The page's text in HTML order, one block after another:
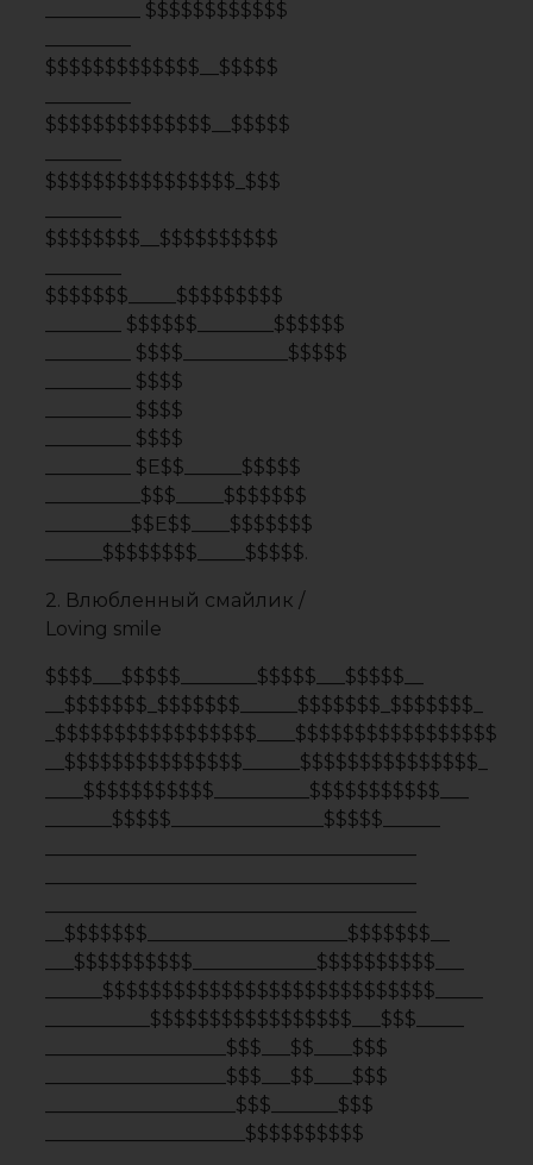
__________$$$_____$$$$$$$
______$$$$$$$$_____$$$$$.
2. Влюбленный смайлик /
Loving smile
$$$$___$$$$$________$$$$$___$$$$$__
__$$$$$$$_$$$$$$$______$$$$$$$_$$$$$$$_
_$$$$$$$$$$$$$$$$$____$$$$$$$$$$$$$$$$$
__$$$$$$$$$$$$$$$______$$$$$$$$$$$$$$$_
____$$$$$$$$$$$__________$$$$$$$$$$$___
_______$$$$$________________$$$$$______
_______________________________________
_______________________________________
_______________________________________
__$$$$$$$_____________________$$$$$$$__
___$$$$$$$$$$_____________$$$$$$$$$$___
______$$$$$$$$$$$$$$$$$$$$$$$$$$$$_____
___________$$$$$$$$$$$$$$$$$___$$$_____
___________________$$$___$$____$$$
___________________$$$___$$____$$$
____________________$$$_______$$$
_____________________$$$$$$$$$$
3. Меч / Sword
———————-//\
———————// ¤ \
———————\ ¤ //
——————— \//
——————— (___)
———————(___)
———————(___)
———————(___)_________
———_____/__/—-__/_____/
———— _°__ _° /
—————-_°_¤ —- ¤_°_/
——————— __°__ /
———————|_°_/|
———————[|_/|]———————
[|[¤]|]———————[|;¤;|]